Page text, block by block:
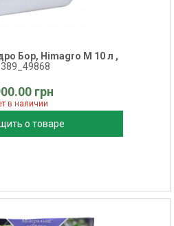
Бор, Himagro M 10 л ,
грн
в наличии
о товаре